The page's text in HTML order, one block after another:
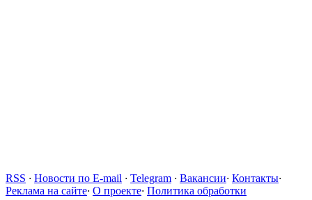
RSS · Новости по E-mail · Telegram · Вакансии· Контакты·
Реклама на сайте· О проекте· Политика обработки